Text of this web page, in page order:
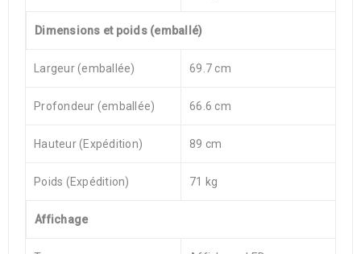
Dimensions et poids (emballé)
Largeur (emballée) 69.7 cm
Profondeur (emballée) 66.6 cm
Hauteur (Expédition) 89 cm
Poids (Expédition) 71 kg
Affichage